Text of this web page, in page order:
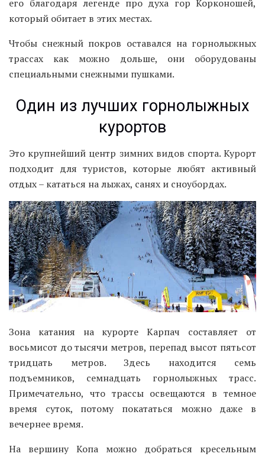
его благодаря легенде про духа гор Корконошей,
который обитает в этих местах.
Чтобы снежный покров оставался на горнолыжных
трассах как можно дольше, они оборудованы
специальными снежными пушками.
Один из лучших горнолыжных
курортов
Это крупнейший центр зимних видов спорта. Курорт
подходит для туристов, которые любят активный
отдых – кататься на лыжах, санях и сноубордах.
Зона катания на курорте Карпач составляет от
восьмисот до тысячи метров, перепад высот пятьсот
тридцать метров. Здесь находится семь
подъемников, семнадцать горнолыжных трасс.
Примечательно, что трассы освещаются в темное
время суток, потому покататься можно даже в
вечернее время.
На вершину Копа можно добраться кресельным